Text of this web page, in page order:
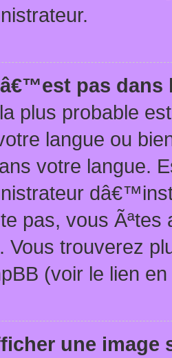
pas dans
plus probable
langue ou
votre langue.
pas, vous Ãªtes
Vous trouverez
(voir le lien
une image